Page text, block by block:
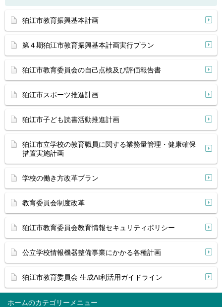
ホーム
狛江市教育振興基本計画
第４期狛江市教育振興基本計画実行プラン
狛江市教育委員会の自己点検及び評価報告書
狛江市スポーツ推進計画
狛江市子ども読書活動推進計画
狛江市立学校の教育職員に関する業務量管理・健康確保
措置実施計画
学校の働き方改革プラン
教育委員会制度改革
狛江市教育委員会教育情報セキュリティポリシー
公立学校情報機器整備事業にかかる各種計画
狛江市教育委員会 生成AI利活用ガイドライン